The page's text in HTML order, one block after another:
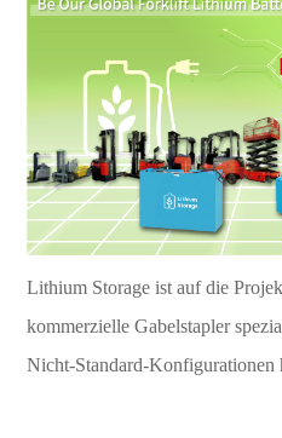
Lithium Storage ist auf die
kommerzielle Gabelstapler
Nicht-Standard-Konfigurationen